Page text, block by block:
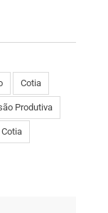
Cotia
Produtiva